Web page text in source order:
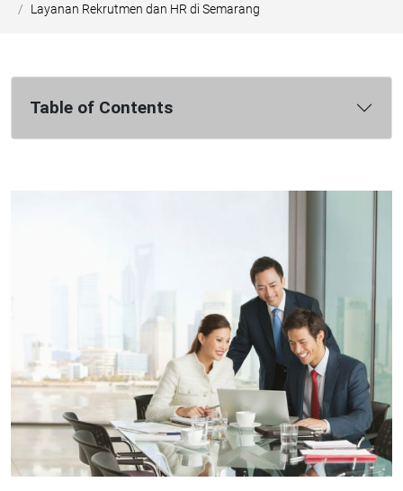
Layanan Rekrutmen dan HR di Semarang
Table of Contents